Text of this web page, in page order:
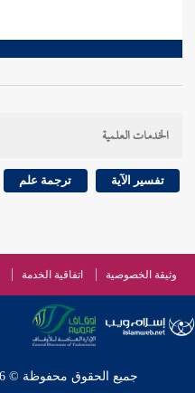
الخدمات العلمية
تفسير الآية ترجمة علم
وثيقة الخصوصية اتفاقية الخدمة
جميع الحقوق محفوظة © 2026 - 1998 لشبكة إسلام ويب